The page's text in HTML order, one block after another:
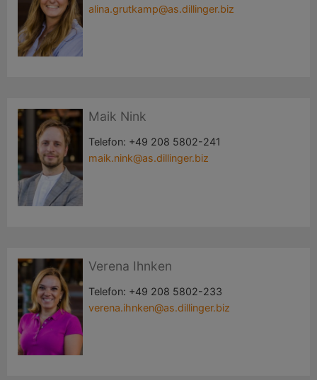
alina.grutkamp@as.dillinger.biz
Maik Nink
Telefon: +49 208 5802-241
maik.nink@as.dillinger.biz
Verena Ihnken
Telefon: +49 208 5802-233
verena.ihnken@as.dillinger.biz